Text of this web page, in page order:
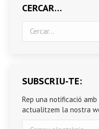
CERCAR…
SUBSCRIU-TE:
Rep una notificació
actualitzem la nostra